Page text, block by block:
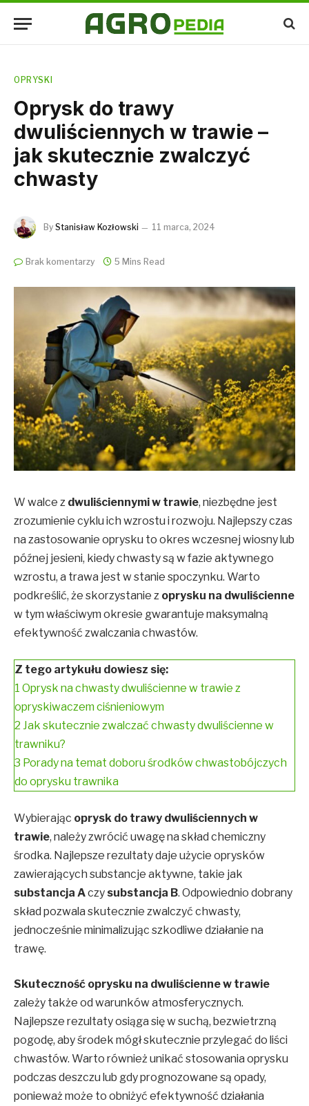
OPRYSKI
Oprysk do trawy
dwuliściennych w trawie –
jak skutecznie zwalczyć
chwasty
By Stanisław Kozłowski 11 marca, 2024
Brak komentarzy 5 Mins Read
W walce z dwuliściennymi w trawie, niezbędne jest
zrozumienie cyklu ich wzrostu i rozwoju. Najlepszy czas
na zastosowanie oprysku to okres wczesnej wiosny lub
późnej jesieni, kiedy chwasty są w fazie aktywnego
wzrostu, a trawa jest w stanie spoczynku. Warto
podkreślić, że skorzystanie z oprysku na dwuliścienne
w tym właściwym okresie gwarantuje maksymalną
efektywność zwalczania chwastów.
Z tego artykułu dowiesz się:
1 Oprysk na chwasty dwuliścienne w trawie z
opryskiwaczem ciśnieniowym
2 Jak skutecznie zwalczać chwasty dwuliścienne w
trawniku?
3 Porady na temat doboru środków chwastobójczych
do oprysku trawnika
Wybierając oprysk do trawy dwuliściennych w
trawie, należy zwrócić uwagę na skład chemiczny
środka. Najlepsze rezultaty daje użycie oprysków
zawierających substancje aktywne, takie jak
substancja Aczy substancja B. Odpowiednio dobrany
skład pozwala skutecznie zwalczyć chwasty,
jednocześnie minimalizując szkodliwe działanie na
trawę.
Skuteczność oprysku na dwuliścienne w trawie
zależy także od warunków atmosferycznych.
Najlepsze rezultaty osiąga się w suchą, bezwietrzną
pogodę, aby środek mógł skutecznie przylegać do liści
chwastów. Warto również unikać stosowania oprysku
podczas deszczu lub gdy prognozowane są opady,
ponieważ może to obniżyć efektywność działania